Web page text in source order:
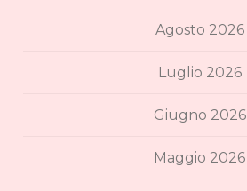
Agosto 2026
Luglio 2026
Giugno 2026
Maggio 2026